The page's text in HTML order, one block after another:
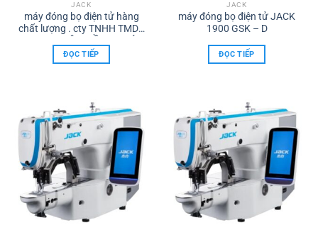
JACK
máy đóng bọ điện tử hàng
chất lượng . cty TNHH TMDV
ĐỌC TIẾP
JACK
máy đóng bọ điện tử JACK
1900 GSK – D
ĐỌC TIẾP